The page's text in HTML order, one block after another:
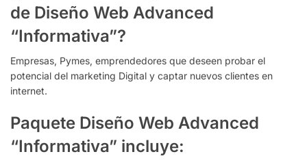
de Diseño Web Advanced
“Informativa”?
Empresas, Pymes, emprendedores que deseen probar el
potencial del marketing Digital y captar nuevos clientes en
internet.
Paquete Diseño Web Advanced
“Informativa” incluye: